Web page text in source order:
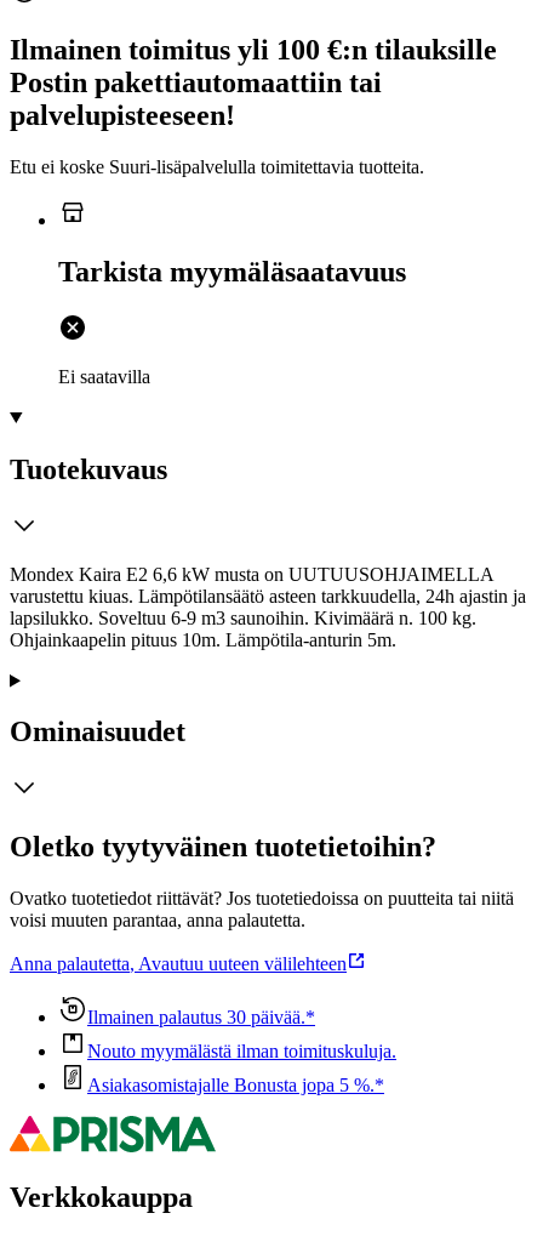
Ilmainen toimitus yli 100 €:n tilauksille
Postin pakettiautomaattiin tai
palvelupisteeseen!
Etu ei koske Suuri‑lisäpalvelulla toimitettavia tuotteita.
Tarkista myymäläsaatavuus
Ei saatavilla
Tuotekuvaus
Mondex Kaira E2 6,6 kW musta on UUTUUSOHJAIMELLA
varustettu kiuas. Lämpötilansäätö asteen tarkkuudella, 24h ajastin ja
lapsilukko. Soveltuu 6-9 m3 saunoihin. Kivimäärä n. 100 kg.
Ohjainkaapelin pituus 10m. Lämpötila-anturin 5m.
Ominaisuudet
Oletko tyytyväinen tuotetietoihin?
Ovatko tuotetiedot riittävät? Jos tuotetiedoissa on puutteita tai niitä
voisi muuten parantaa, anna palautetta.
Anna palautetta, Avautuu uuteen välilehteen
Ilmainen palautus 30 päivää.*
Nouto myymälästä ilman toimituskuluja.
Asiakasomistajalle Bonusta jopa 5 %.*
Verkkokauppa